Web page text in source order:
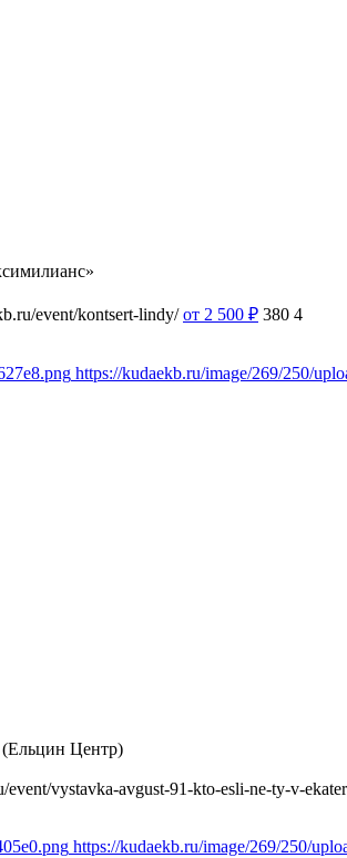
event/kontsert-lindy/ от 2 500 ₽ 380 4
https://kudaekb.ru/image/269/250/
Центр)
event/vystavka-avgust-91-kto-esli-ne-ty-v-
https://kudaekb.ru/image/269/250/